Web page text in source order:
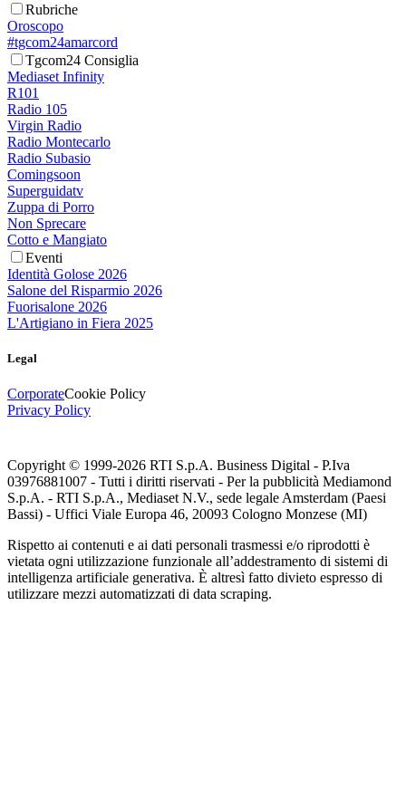
Rubriche
Oroscopo
#tgcom24amarcord
Tgcom24 Consiglia
Mediaset Infinity
R101
Radio 105
Virgin Radio
Radio Montecarlo
Radio Subasio
Comingsoon
Superguidatv
Zuppa di Porro
Non Sprecare
Cotto e Mangiato
Eventi
Identità Golose 2026
Salone del Risparmio 2026
Fuorisalone 2026
L'Artigiano in Fiera 2025
Legal
CorporateCookie Policy
Privacy Policy
Copyright © 1999-2026 RTI S.p.A. Business Digital - P.Iva
03976881007 - Tutti i diritti riservati - Per la pubblicità Mediamond
S.p.A. - RTI S.p.A., Mediaset N.V., sede legale Amsterdam (Paesi
Bassi) - Uffici Viale Europa 46, 20093 Cologno Monzese (MI)
Rispetto ai contenuti e ai dati personali trasmessi e/o riprodotti è
vietata ogni utilizzazione funzionale all’addestramento di sistemi di
intelligenza artificiale generativa. È altresì fatto divieto espresso di
utilizzare mezzi automatizzati di data scraping.